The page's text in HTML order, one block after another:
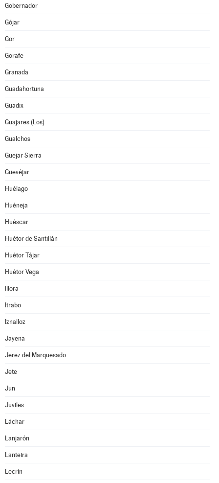
Gobernador
Gójar
Gor
Gorafe
Granada
Guadahortuna
Guadix
Guajares (Los)
Gualchos
Güejar Sierra
Güevéjar
Huélago
Huéneja
Huéscar
Huétor de Santillán
Huétor Tájar
Huétor Vega
Illora
Itrabo
Iznalloz
Jayena
Jerez del Marquesado
Jete
Jun
Juviles
Láchar
Lanjarón
Lanteira
Lecrín